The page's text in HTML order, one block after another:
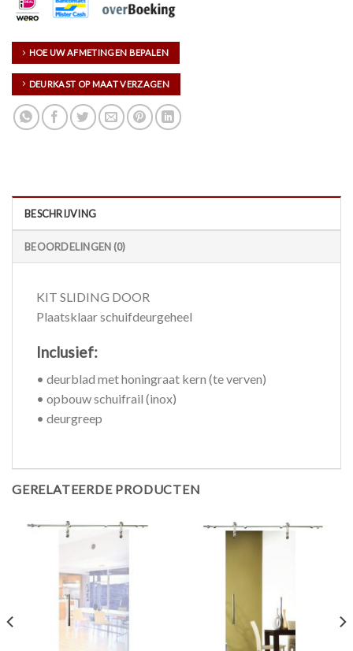
HOE UW AFMETINGEN BEPALEN
DEURKAST OP MAAT VERZAGEN
BESCHRIJVING
BEOORDELINGEN (0)
KIT SLIDING DOOR
Plaatsklaar schuifdeurgeheel
Inclusief:
• deurblad met honingraat kern (te verven)
• opbouw schuifrail (inox)
• deurgreep
GERELATEERDE PRODUCTEN